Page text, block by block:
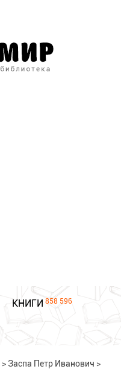
КНИГИ 858 596
> Заспа Петр Иванович >